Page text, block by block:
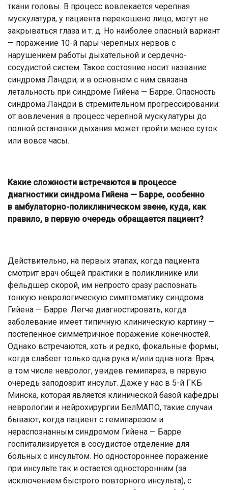
ткани головы. В процесс вовлекается черепная
мускулатура, у пациента перекошено лицо, могут не
закрываться глаза и т. д. Но наиболее опасный вариант
— поражение 10-й пары черепных нервов с
нарушением работы дыхательной и сердечно-
сосудистой систем. Такое состояние носит название
синдрома Ландри, и в основном с ним связана
летальность при синдроме Гийена — Барре. Опасность
синдрома Ландри в стремительном прогрессировании:
от вовлечения в процесс черепной мускулатуры до
полной остановки дыхания может пройти менее суток
или вовсе часы.
Какие сложности встречаются в процессе
диагностики синдрома Гийена — Барре, особенно
в амбулаторно-поликлиническом звене, куда, как
правило, в первую очередь обращается пациент?
Действительно, на первых этапах, когда пациента
смотрит врач общей практики в поликлинике или
фельдшер скорой, им непросто сразу распознать
тонкую неврологическую симптоматику синдрома
Гийена — Барре. Легче диагностировать, когда
заболевание имеет типичную клиническую картину —
постепенное симметричное поражение конечностей.
Однако встречаются, хоть и редко, фокальные формы,
когда слабеет только одна рука и/или одна нога. Врач,
в том числе невролог, увидев гемипарез, в первую
очередь заподозрит инсульт. Даже у нас в 5-й ГКБ
Минска, которая является клинической базой кафедры
неврологии и нейрохирургии БелМАПО, такие случаи
бывают, когда пациент с гемипарезом и
нераспознанным синдромом Гийена — Барре
госпитализируется в сосудистое отделение для
больных с инсультом. Но одностороннее поражение
при инсульте так и остается односторонним (за
исключением быстрого повторного инсульта), с